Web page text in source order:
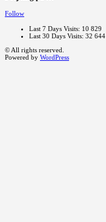
Follow
Last 7 Days Visits: 10 829
Last 30 Days Visits: 32 644
© All rights reserved.
Powered by WordPress